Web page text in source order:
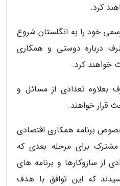
کرد.
خود را به انگلستان شروع
درباره دوستی و همکاری
خواهند کرد.
بعلاوه تعدادی از مسائل و
قرار خواهند.
برنامه همکاری اقتصادی
برای مرحله بعدی که
از سازوکارها و برنامه های
که این توافق با هدف